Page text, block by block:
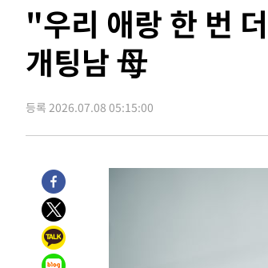
-22891초 전 >시리아 다마스쿠스 교외에서 미니버
-22189초 전 >입추에도 극한더위…서울 낮 39도 '
-17153초 전 >이란, 호르무즈서 "적국 목표물들"과
례 큰 폭발음
-15868초 전 >[속보]美, 폴리실리콘 수입 규제…파
-14019초 전 > [속보]트럼프, 美 원정출산 금지 행정
-28633초 전 >
[속보]'300억원대 사기 혐의' 차가원
-27827초 전 >
-26340초 전 >
-26221초 전 >
[속보]합수본, '투표율 허위 입력' 중
압수수색
-25976초 전 >
"우리 애랑 한 번
개팅남 母
등록 2026.07.08 05:15:00